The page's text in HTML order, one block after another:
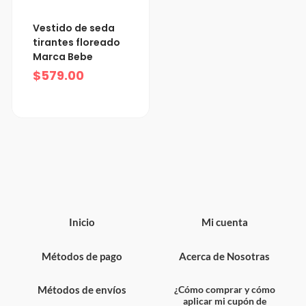
Vestido de seda
tirantes floreado
Marca Bebe
$579.00
Inicio
Métodos de pago
Métodos de envíos
Mi cuenta
Acerca de Nosotras
¿Cómo comprar y cómo
aplicar mi cupón de